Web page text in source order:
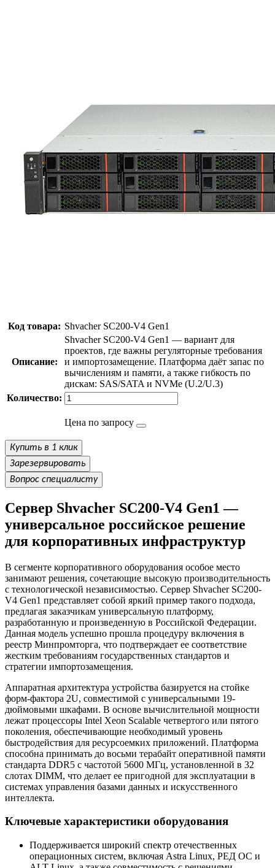
Код товара: Shvacher SC200-V4 Gen1
Описание:
Shvacher SC200-V4 Gen1 — вариант для
проектов, где важны регуляторные требования
и импортозамещение. Платформа даёт запас по
вычислениям и памяти, а также гибкость по
дискам: SAS/SATA и NVMe (U.2/U.3)
Количество:
Цена по запросу
Купить в 1 клик
Зарезервировать
Вопрос специалисту
Сервер Shvacher SC200-V4 Gen1 —
универсальное российское решение
для корпоративных инфраструктур
В сегменте корпоративного оборудования особое место
занимают решения, сочетающие высокую производительность
с технологической независимостью. Сервер Shvacher SC200-
V4 Gen1 представляет собой яркий пример такого подхода,
предлагая заказчикам универсальную платформу,
разработанную и произведенную в Российской Федерации.
Данная модель успешно прошла процедуру включения в
реестр Минпромторга, что подтверждает ее соответствие
жестким требованиям государственных стандартов и
стратегии импортозамещения.
Аппаратная архитектура устройства базируется на стойке
форм-фактора 2U, совместимой с универсальными 19-
дюймовыми шкафами. В основе вычислительной мощности
лежат процессоры Intel Xeon Scalable четвертого или пятого
поколения, обеспечивающие необходимый уровень
быстродействия для ресурсоемких приложений. Платформа
способна принимать до восьми терабайт оперативной памяти
стандарта DDR5 с частотой 5600 МГц, установленной в 32
слотах DIMM, что делает ее пригодной для эксплуатации в
системах управления базами данных и искусственного
интеллекта.
Ключевые характеристики оборудования
Поддерживается широкий спектр отечественных
операционных систем, включая Astra Linux, РЕД ОС и